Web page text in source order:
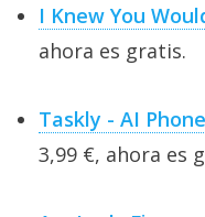
I Knew You
ahora es gratis.
Taskly - AI
3,99 €, ahora es